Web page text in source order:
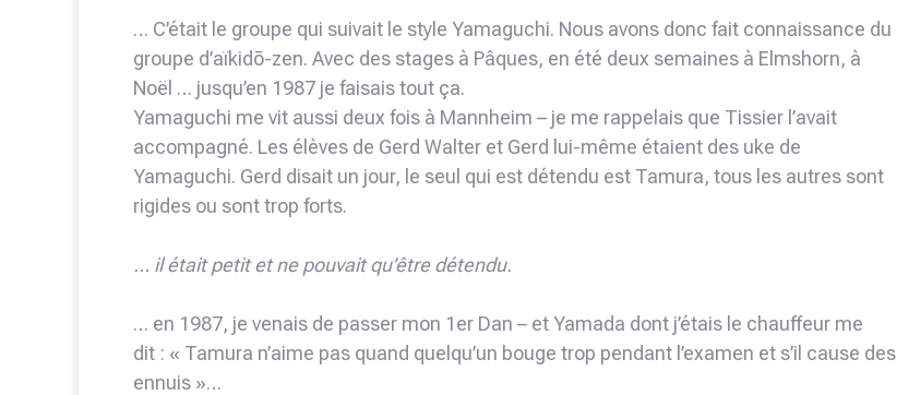
… C’était le groupe qui suivait le style Yamaguchi. Nous avons donc fait connaissance du
groupe d’aïkidō-zen. Avec des stages à Pâques, en été deux semaines à Elmshorn, à
Noël … jusqu’en 1987 je faisais tout ça.
Yamaguchi me vit aussi deux fois à Mannheim – je me rappelais que Tissier l’avait
accompagné. Les élèves de Gerd Walter et Gerd lui-même étaient des uke de
Yamaguchi. Gerd disait un jour, le seul qui est détendu est Tamura, tous les autres sont
rigides ou sont trop forts.
… il était petit et ne pouvait qu’être détendu.
… en 1987, je venais de passer mon 1er Dan – et Yamada dont j’étais le chauffeur me
dit : « Tamura n’aime pas quand quelqu’un bouge trop pendant l’examen et s’il cause des
ennuis »…